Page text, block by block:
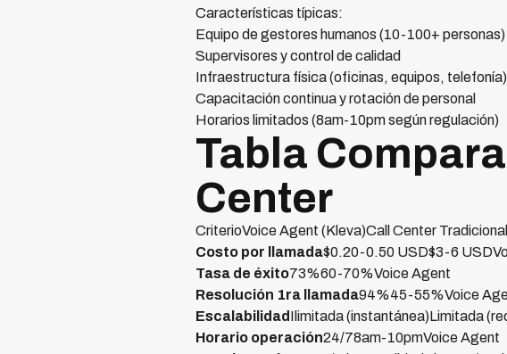
Características típicas:
Equipo de gestores humanos (10-100+ personas)
Supervisores y control de calidad
Infraestructura física (oficinas, equipos, telefonía)
Capacitación continua y rotación de personal
Horarios limitados (8am-10pm según regulación)
Tabla
Center
CriterioVoice Agent (Kleva)Call Center
Costo por llamada$0.20-0.50 USD$3-6
Tasa de éxito73%60-70%Voice Agent
Resolución 1ra llamada94%45-55%Voice
Escalabilidad Ilimitada (instantánea)Limitada
Horario operación24/78am-10pmVoice Agent